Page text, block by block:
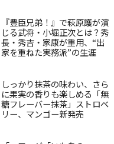
『豊臣兄弟！』で萩原護が演
じる武将・小堀正次とは？秀
長・秀吉・家康が重用、“出
家を重ねた実務派”の生涯
しっかり抹茶の味わい、さら
に果実の香りも楽しめる「無
糖フレーバー抹茶」ストロベ
リー、マンゴー新発売